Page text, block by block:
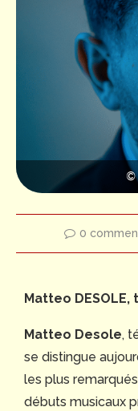
©
0
Matteo DESOLE,
Matteo Desole,
se distingue
les plus
débuts musicaux